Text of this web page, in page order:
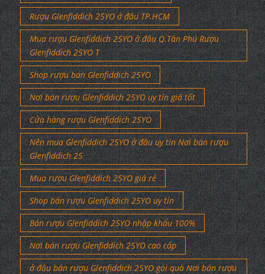
Rượu Glenfiddich 25YO ở đâu TP.HCM
Mua rượu Glenfiddich 25YO ở đâu Q.Tân Phú Rượu
Glenfiddich 25YO T
Shop rượu bán Glenfiddich 25YO
Nơi bán rượu Glenfiddich 25YO uy tín giá tốt
Cửa hàng rượu Glenfiddich 25YO
Nên mua Glenfiddich 25YO ở đâu uy tín Nơi bán rượu
Glenfiddich 25
Mua rượu Glenfiddich 25YO giá rẻ
Shop bán rượu Glenfiddich 25YO uy tín
Bán rượu Glenfiddich 25YO nhập khẩu 100%
Nơi bán rượu Glenfiddich 25YO cao cấp
ở đâu bán rượu Glenfiddich 25YO gói quà Nơi bán rượu